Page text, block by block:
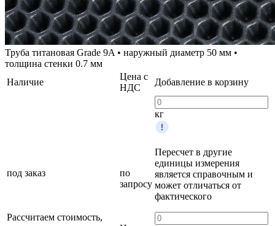
Труба титановая Grade 9A • наружный диаметр 50 мм •
толщина стенки 0.7 мм
Наличие
Цена с
НДС
Добавление в корзину
под заказ
Рассчитаем стоимость,
по
запросу
кг
Пересчет в другие
единицы измерения
является справочным и
может отличаться от
фактического